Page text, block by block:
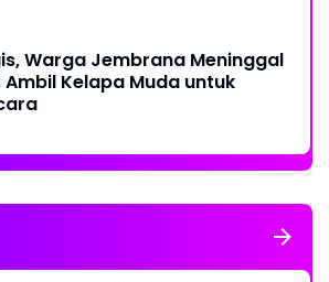
Warga Jembrana Meninggal
Ambil Kelapa Muda untuk